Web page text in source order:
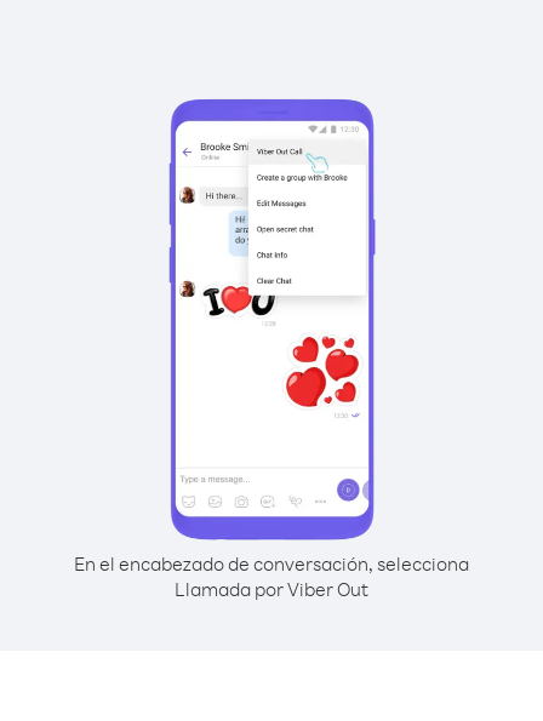
En el encabezado de conversación, selecciona
Llamada por Viber Out